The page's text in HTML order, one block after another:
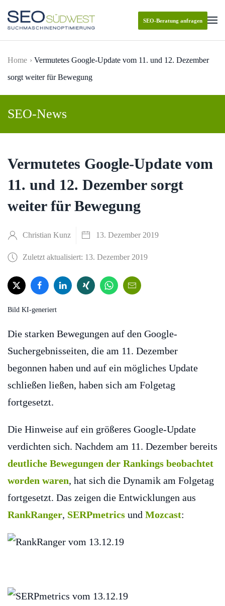
Skip to main content
SEO-Beratung anfragen
Home
Vermutetes Google-Update vom 11. und 12. Dezember
sorgt weiter für Bewegung
SEO-News
Vermutetes Google-Update vom
11. und 12. Dezember sorgt
weiter für Bewegung
Christian Kunz 13. Dezember 2019
Zuletzt aktualisiert: 13. Dezember 2019
Bild KI-generiert
Die starken Bewegungen auf den Google-
Suchergebnisseiten, die am 11. Dezember
begonnen haben und auf ein mögliches Update
schließen ließen, haben sich am Folgetag
fortgesetzt.
Die Hinweise auf ein größeres Google-Update
verdichten sich. Nachdem am 11. Dezember bereits
deutliche Bewegungen der Rankings beobachtet
worden waren, hat sich die Dynamik am Folgetag
fortgesetzt. Das zeigen die Entwicklungen aus
RankRanger, SERPmetrics und Mozcast: